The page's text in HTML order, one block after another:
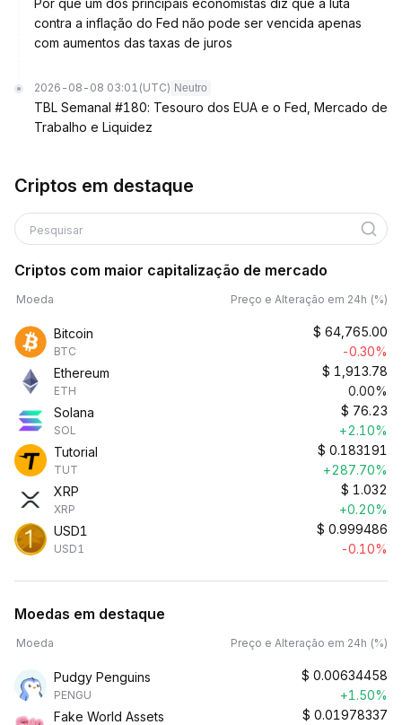
Por que um dos principais economistas diz que a luta
contra a inflação do Fed não pode ser vencida apenas
com aumentos das taxas de juros
2026-08-08 03:01 (UTC) Neutro
TBL Semanal #180: Tesouro dos EUA e o Fed, Mercado de
Trabalho e Liquidez
Criptos em destaque
Pesquisar
Criptos com maior capitalização de mercado
Moeda Preço e Alteração em 24h (%)
Bitcoin
BTC
$ 64,765.00
-0.30%
Ethereum
ETH
$ 1,913.78
0.00%
Solana
SOL
$ 76.23
+2.10%
Tutorial
TUT
$ 0.183191
+287.70%
XRP
XRP
$ 1.032
+0.20%
USD1
USD1
$ 0.999486
-0.10%
Moedas em destaque
Moeda Preço e Alteração em 24h (%)
Pudgy Penguins
PENGU
$ 0.00634458
+1.50%
Fake World Assets
$ 0.01978337